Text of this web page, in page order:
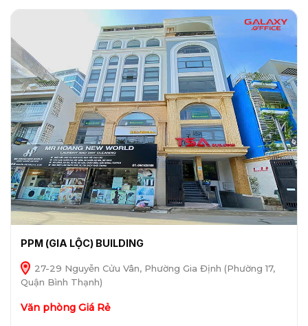
PPM (GIA LỘC) BUILDING
27-29 Nguyễn Cửu Vân, Phường Gia Định (Phường 17,
Quận Bình Thạnh)
Văn phòng Giá Rẻ